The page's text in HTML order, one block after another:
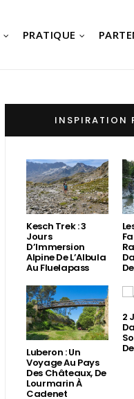
PRATIQUE
INSPIRATION
Kesch Trek : 3
Jours
D’Immersion
Alpine De L’Albula
Au Fluelapass
Luberon : Un
Voyage Au Pays
Des Châteaux, De
Lourmarin À
Cadenet
2